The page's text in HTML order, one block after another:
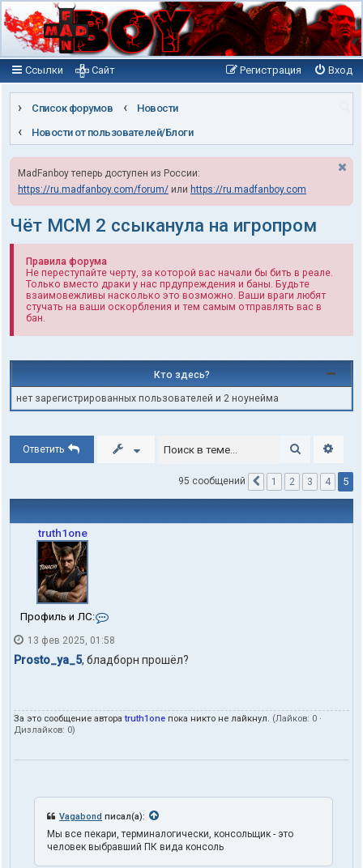
Ссылки Вход
Регистрация
Сайт
Список форумов
Новости
Новости от пользователей/Блоги
MadFanboy теперь доступен из России:
https://ru.madfanboy.com/forum/ или https://ru.madfanboy.com
Чёт МСМ 2 ссыканула на игропром
Правила форума
Не переступайте черту, за которой вас начали бы бить в реале.
Только вместо драки у нас прдупреждения и баны. Будьте
взаимовежливы насколько это возможно. Ваши враги любят
стучать на ваши оскорбления и тем самым отправлять вас в
бан.
Кто здесь?
нет зарегистрированных пользователей и 2 ноунейма
Ответить Поиск
95 сообщений Пред.
1 2 3 4 5
truth1one
Профиль и ЛС:
н
т
а
п
ь
в
т
е
л
13 фев 2025, 01:58
Prosto_ya_5, бладборн прошёл?
За это сообщение автораtruth1one пока никто не лайкнул. (Лайков: 0 ·
Дизлайков: 0)
Vagabond писал(а):
Мы все пекари, терминалогически, консольщик - это
человек выбравший ПК вида консоль